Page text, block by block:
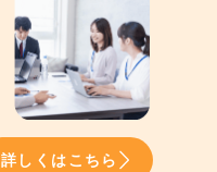
詳しくはこちら